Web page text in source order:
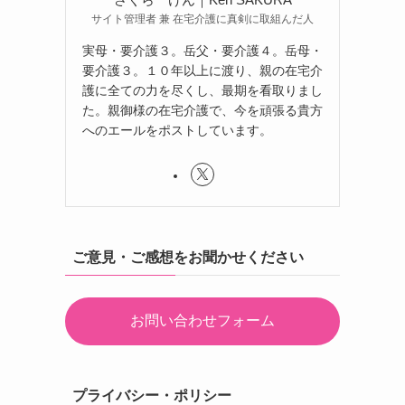
サイト管理者 兼 在宅介護に真剣に取組んだ人
実母・要介護３。岳父・要介護４。岳母・
要介護３。１０年以上に渡り、親の在宅介
護に全ての力を尽くし、最期を看取りまし
た。親御様の在宅介護で、今を頑張る貴方
へのエールをポストしています。
ご意見・ご感想をお聞かせください
お問い合わせフォーム
プライバシー・ポリシー